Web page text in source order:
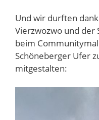
Und wir durften
Vierzwozwo und der
beim
Schöneberger Ufer
mitgestalten: